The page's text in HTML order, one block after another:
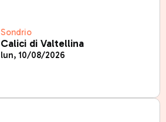
Sondrio
Calici di Valtellina
lun, 10/08/2026